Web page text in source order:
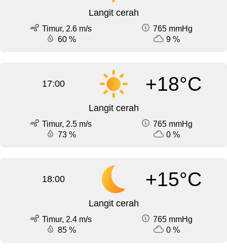
Langit cerah
Timur, 2.6 m/s
765 mmHg
60 %
9 %
17:00 +18°C
Langit cerah
Timur, 2.5 m/s
765 mmHg
73 %
0 %
18:00 +15°C
Langit cerah
Timur, 2.4 m/s
765 mmHg
85 %
0 %